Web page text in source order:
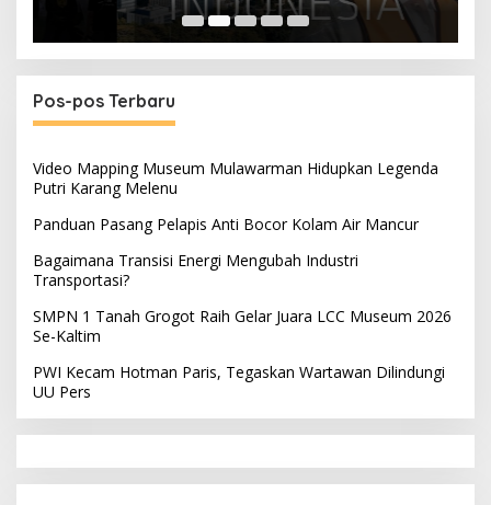
Pos-pos Terbaru
Video Mapping Museum Mulawarman Hidupkan Legenda
Putri Karang Melenu
Panduan Pasang Pelapis Anti Bocor Kolam Air Mancur
Bagaimana Transisi Energi Mengubah Industri
Transportasi?
SMPN 1 Tanah Grogot Raih Gelar Juara LCC Museum 2026
Se-Kaltim
PWI Kecam Hotman Paris, Tegaskan Wartawan Dilindungi
UU Pers